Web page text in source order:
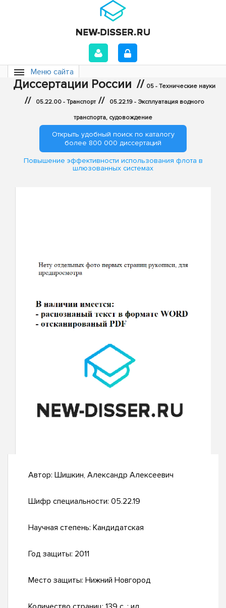
Меню сайта
Диссертации России // 05 - Технические науки
// 05.22.00 - Транспорт // 05.22.19 - Эксплуатация водного
транспорта, судовождение
Открыть удобный поиск по каталогу
более 800 000 диссертаций
Повышение эффективности использования флота в
шлюзованных системах
Автор: Шишкин, Александр Алексеевич
Шифр специальности: 05.22.19
Научная степень: Кандидатская
Год защиты: 2011
Место защиты: Нижний Новгород